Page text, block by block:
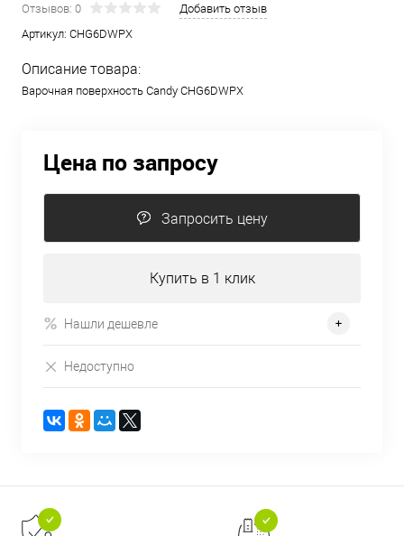
Отзывов: 0
Добавить отзыв
Артикул: CHG6DWPX
Описание товара:
Варочная поверхность Candy CHG6DWPX
Цена по запросу
Запросить цену
Купить в 1 клик
Нашли дешевле
Недоступно